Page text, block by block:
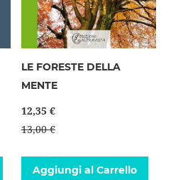
LE FORESTE DELLA
MENTE
12,35 €
13,00 €
Aggiungi al Carrello